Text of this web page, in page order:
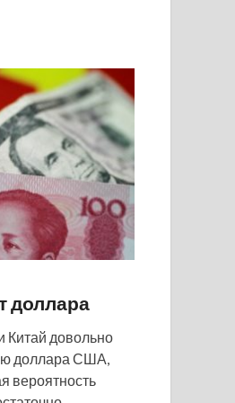
доллара
Китай довольно
доллара США,
вероятность